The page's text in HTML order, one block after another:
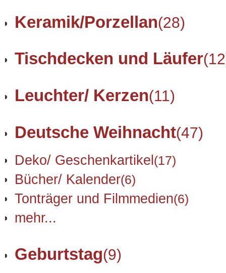
Keramik/Porzellan(28)
Tischdecken und Läufer
Leuchter/ Kerzen(11)
Deutsche Weihnacht(47)
Deko/ Geschenkartikel(17)
Bücher/ Kalender(6)
Tonträger und Filmmedien(6)
mehr...
Geburtstag(9)